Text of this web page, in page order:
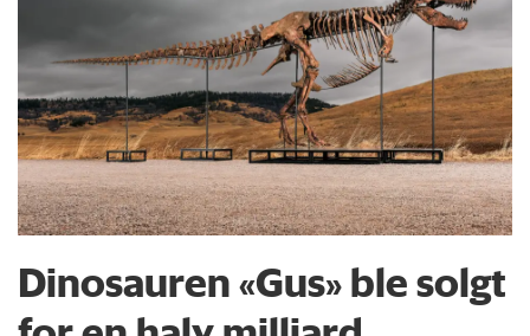
Dinosauren «Gus» ble solgt